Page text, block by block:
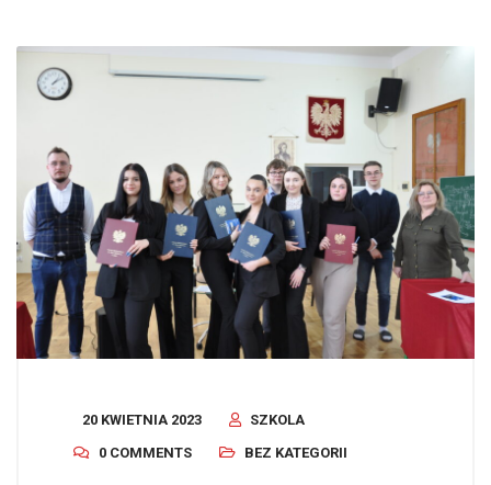
20 KWIETNIA 2023
SZKOLA
0 COMMENTS
BEZ KATEGORII